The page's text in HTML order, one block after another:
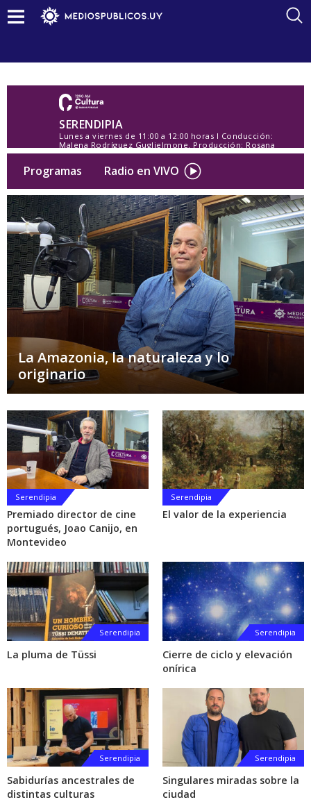
SERENDIPIA
Lunes a viernes de 11:00 a 12:00 horas l Conducción:
Malena Rodríguez Guglielmone. Producción: Rosana
Ramos y Tamara Mardones
Programas Radio en VIVO
La Amazonia, la naturaleza y lo
originario
Serendipia
Premiado director de cine
portugués, Joao Canijo, en
Montevideo
Serendipia
El valor de la experiencia
Serendipia
La pluma de Tüssi
Serendipia
Cierre de ciclo y elevación
onírica
Serendipia
Sabidurías ancestrales de
distintas culturas
Serendipia
Singulares miradas sobre la
ciudad